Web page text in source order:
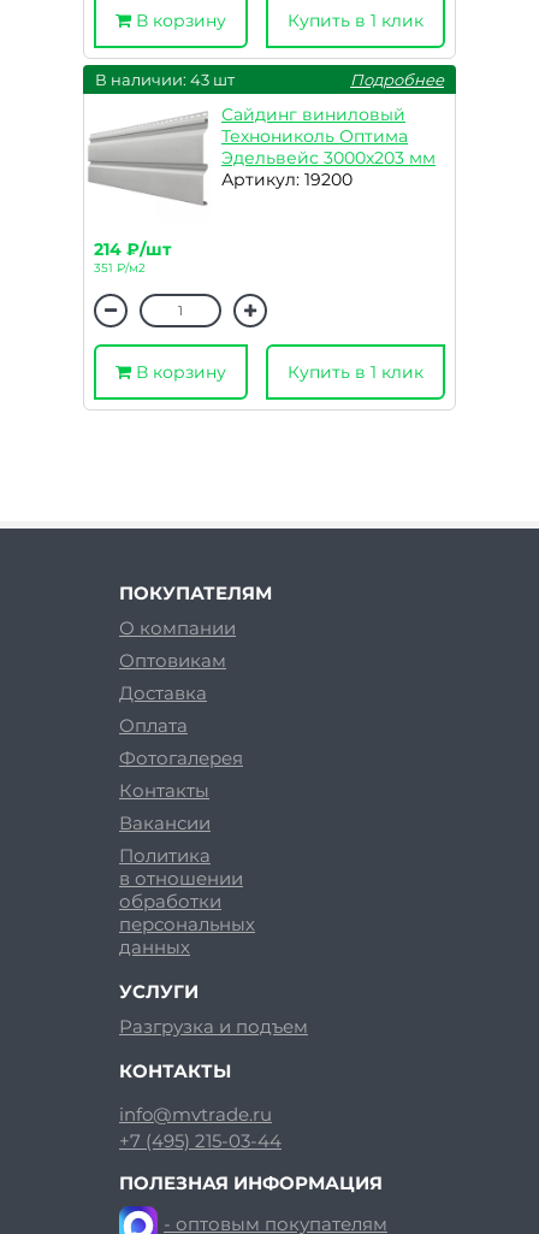
В корзину Купить в 1 клик
В наличии: 43 шт Подробнее
Сайдинг виниловый
Технониколь Оптима
Эдельвейс 3000х203 мм
Артикул: 19200
214 ₽/шт
351 ₽/м2
В корзину Купить в 1 клик
ПОКУПАТЕЛЯМ
О компании
Оптовикам
Доставка
Оплата
Фотогалерея
Контакты
Вакансии
Политика
в отношении
обработки
персональных
данных
УСЛУГИ
Разгрузка и подъем
КОНТАКТЫ
info@mvtrade.ru
+7 (495) 215-03-44
ПОЛЕЗНАЯ ИНФОРМАЦИЯ
- оптовым покупателям